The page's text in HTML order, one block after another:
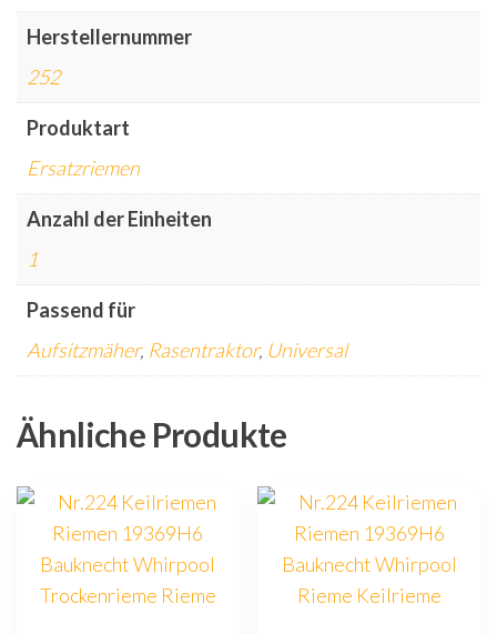
Herstellernummer
252
Produktart
Ersatzriemen
Anzahl der Einheiten
1
Passend für
Aufsitzmäher, Rasentraktor, Universal
Ähnliche Produkte